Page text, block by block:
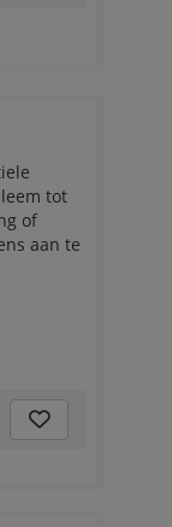
tot
of
aan te